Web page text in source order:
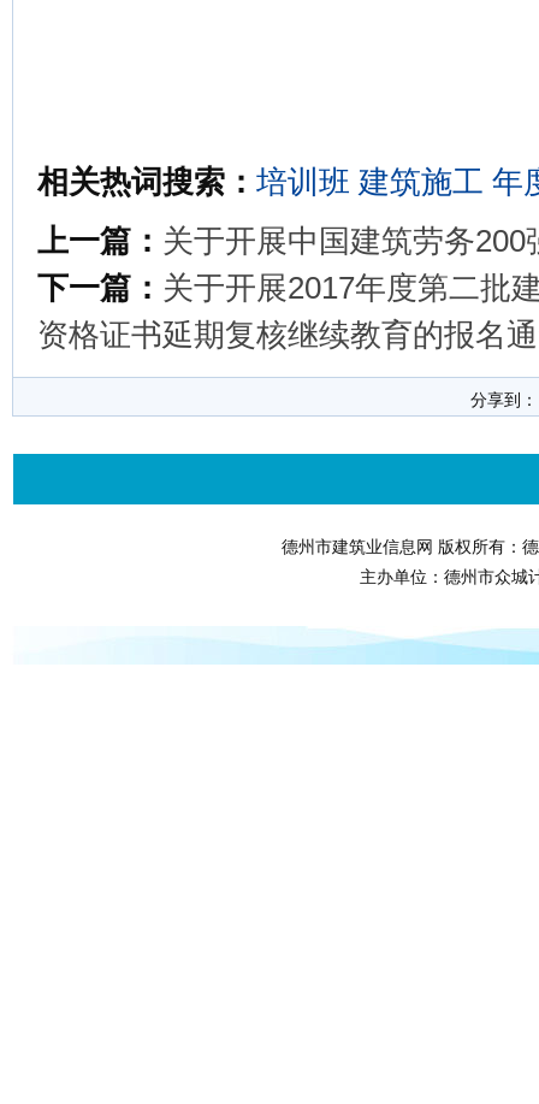
相关热词搜索： 培训班 建筑施工 年
上一篇： 关于开展中国建筑劳务
下一篇： 关于开展2017年度第二批
资格证书延期复核继续教育的报名
分享到
德州市建筑业信息网 版权所有：
主办单位：德州市众城